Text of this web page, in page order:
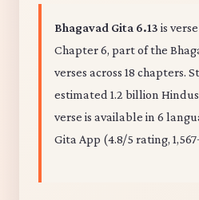
Bhagavad Gita 6.13 is
Chapter 6, part of the
verses across 18 chapters.
estimated 1.2 billion
verse is available in 6
Gita App (4.8/5 rating,